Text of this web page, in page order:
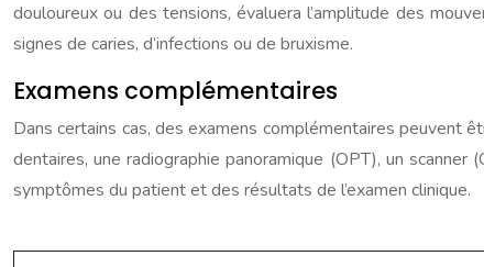
douloureux ou des tensions, évaluera l’amplitude des
signes de caries, d’infections ou de bruxisme.
Examens complémentaires
Dans certains cas, des examens complémentaires peuvent
dentaires, une radiographie panoramique (OPT), un
symptômes du patient et des résultats de l’examen clinique.